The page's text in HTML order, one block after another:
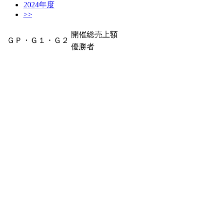
2024年度
>>
ＧＰ・Ｇ１・Ｇ２
開催総売上額
優勝者